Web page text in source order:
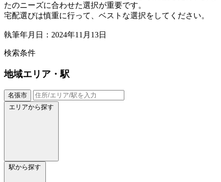
たのニーズに合わせた選択が重要です。
宅配選びは慎重に行って、ベストな選択をしてください。
執筆年月日：2024年11月13日
検索条件
地域エリア・駅
名張市
エリアから探す
駅から探す